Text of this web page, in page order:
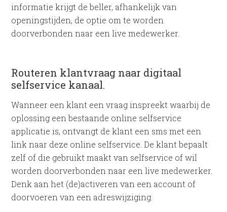
informatie krijgt de beller, afhankelijk van
openingstijden, de optie om te worden
doorverbonden naar een live medewerker.
Routeren klantvraag naar digitaal
selfservice kanaal.
Wanneer een klant een vraag inspreekt waarbij de
oplossing een bestaande online selfservice
applicatie is, ontvangt de klant een sms met een
link naar deze online selfservice. De klant bepaalt
zelf of die gebruikt maakt van selfservice of wil
worden doorverbonden naar een live medewerker.
Denk aan het (de)activeren van een account of
doorvoeren van een adreswijziging.